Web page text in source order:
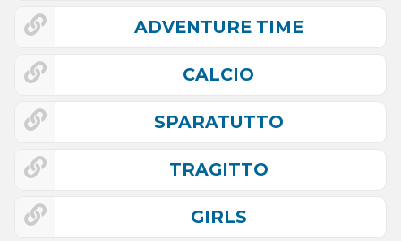
ADVENTURE TIME
CALCIO
SPARATUTTO
TRAGITTO
GIRLS